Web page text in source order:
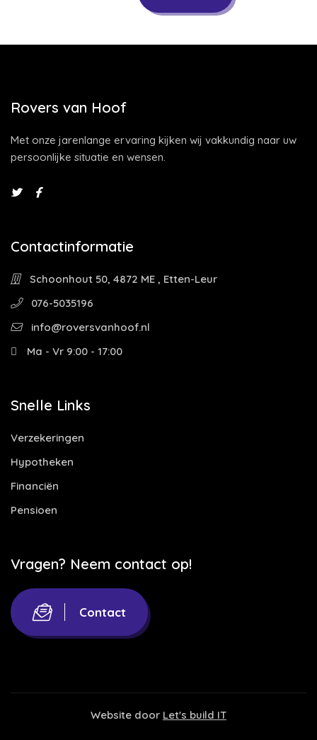
Rovers van Hoof
Met onze jarenlange ervaring kijken wij vakkundig naar uw
persoonlijke situatie en wensen.
Contactinformatie
Schoonhout 50, 4872 ME , Etten-Leur
076-5035196
info@roversvanhoof.nl
Ma - Vr 9:00 - 17:00
Snelle Links
Verzekeringen
Hypotheken
Financiën
Pensioen
Vragen? Neem contact op!
Contact
Website door Let's build IT